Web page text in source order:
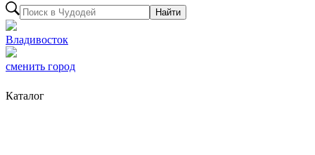
Найти
Владивосток
сменить город
Каталог